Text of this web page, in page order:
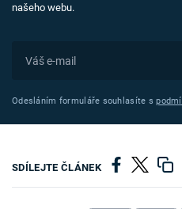
našeho webu.
Odesláním formuláře souhlasíte s
SDÍLEJTE ČLÁNEK